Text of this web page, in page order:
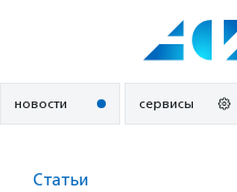
новости сервисы
Статьи